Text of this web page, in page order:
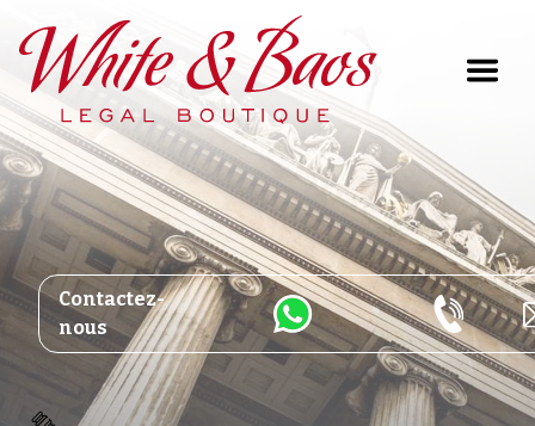
Main Navigation
Contactez-
nous